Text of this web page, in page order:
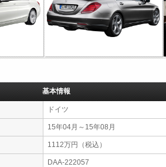
基本情報
ドイツ
15年04月～15年08月
1112万円（税込）
DAA-222057